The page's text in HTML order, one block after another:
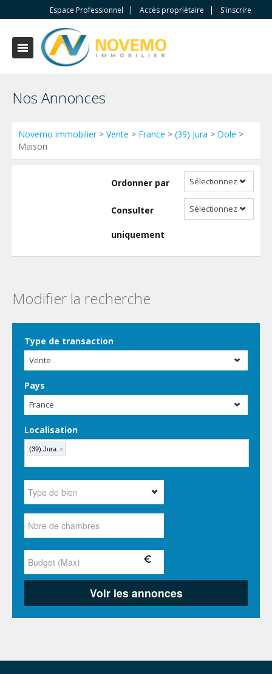
Espace Professionnel Accès propriètaire S'inscrire
Nos Annonces
Novemo immobilier> Vente > France > (39) Jura > Dole >
Maison
Ordonner par Sélectionnez
Consulter
uniquement
Sélectionnez
Modifier la recherche
Type de transaction
Vente
Pays
France
Localisation
(39) Jura ×